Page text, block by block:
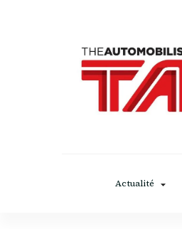
Actualité